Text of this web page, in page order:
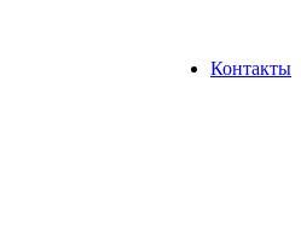
Контакты